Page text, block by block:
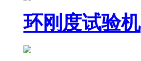
环刚度试验机